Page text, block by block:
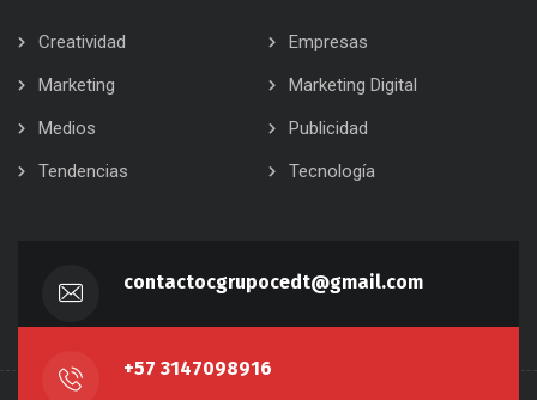
Creatividad
Empresas
Marketing
Marketing Digital
Medios
Publicidad
Tendencias
Tecnología
contactocgrupocedt@gmail.com
+57 3147098916